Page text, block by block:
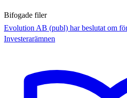
Bifogade filer
Evolution AB (publ) har beslutat om
Investerarämnen